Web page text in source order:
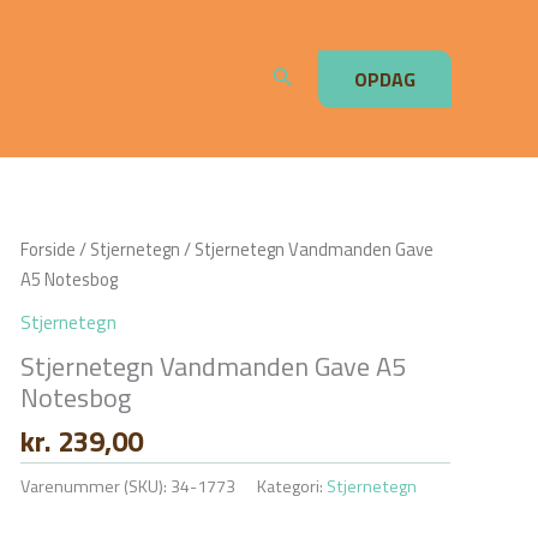
Søg OPDAG
Forside/Stjernetegn/ Stjernetegn Vandmanden Gave
A5 Notesbog
Stjernetegn
Stjernetegn Vandmanden Gave A5
Notesbog
kr. 239,00
Varenummer (SKU): 34-1773 Kategori: Stjernetegn